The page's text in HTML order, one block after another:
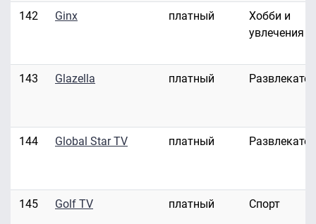
142 Ginx платный
Хобби и
увлечения
143 Glazella платный
144 Global Star TV платный
145 Golf TV платный Спорт